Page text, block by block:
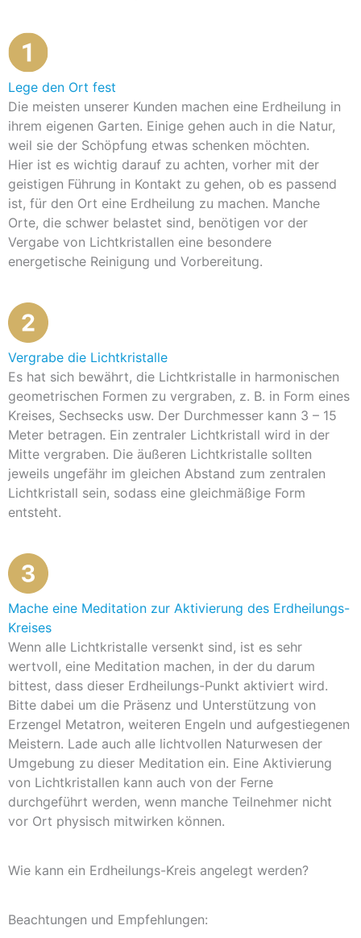
Lege den Ort fest
Die meisten unserer Kunden machen eine Erdheilung in
ihrem eigenen Garten. Einige gehen auch in die Natur,
weil sie der Schöpfung etwas schenken möchten.
Hier ist es wichtig darauf zu achten, vorher mit der
geistigen Führung in Kontakt zu gehen, ob es passend
ist, für den Ort eine Erdheilung zu machen. Manche
Orte, die schwer belastet sind, benötigen vor der
Vergabe von Lichtkristallen eine besondere
energetische Reinigung und Vorbereitung.
Vergrabe die Lichtkristalle
Es hat sich bewährt, die Lichtkristalle in harmonischen
geometrischen Formen zu vergraben, z. B. in Form eines
Kreises, Sechsecks usw. Der Durchmesser kann 3 – 15
Meter betragen. Ein zentraler Lichtkristall wird in der
Mitte vergraben. Die äußeren Lichtkristalle sollten
jeweils ungefähr im gleichen Abstand zum zentralen
Lichtkristall sein, sodass eine gleichmäßige Form
entsteht.
Mache eine Meditation zur Aktivierung des Erdheilungs-
Kreises
Wenn alle Lichtkristalle versenkt sind, ist es sehr
wertvoll, eine Meditation machen, in der du darum
bittest, dass dieser Erdheilungs-Punkt aktiviert wird.
Bitte dabei um die Präsenz und Unterstützung von
Erzengel Metatron, weiteren Engeln und aufgestiegenen
Meistern. Lade auch alle lichtvollen Naturwesen der
Umgebung zu dieser Meditation ein. Eine Aktivierung
von Lichtkristallen kann auch von der Ferne
durchgeführt werden, wenn manche Teilnehmer nicht
vor Ort physisch mitwirken können.
Wie kann ein Erdheilungs-Kreis angelegt werden?
Beachtungen und Empfehlungen: